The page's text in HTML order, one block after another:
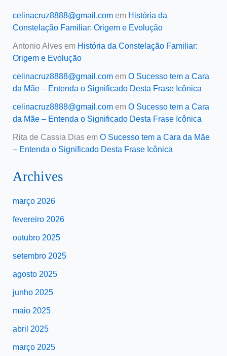
celinacruz8888@gmail.comem História da
Constelação Familiar: Origem e Evolução
Antonio Alvesem História da Constelação Familiar:
Origem e Evolução
celinacruz8888@gmail.comem O Sucesso tem a Cara
da Mãe – Entenda o Significado Desta Frase Icônica
celinacruz8888@gmail.comem O Sucesso tem a Cara
da Mãe – Entenda o Significado Desta Frase Icônica
Rita de Cassia Diasem O Sucesso tem a Cara da Mãe
– Entenda o Significado Desta Frase Icônica
Archives
março 2026
fevereiro 2026
outubro 2025
setembro 2025
agosto 2025
junho 2025
maio 2025
abril 2025
março 2025